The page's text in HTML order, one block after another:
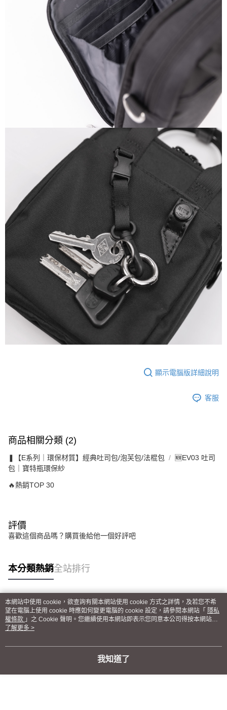
顯示電腦版詳細說明
客服
商品相關分類 (2)
❚【E系列｜環保材質】經典吐司包/泡芙包/法棍包
🆕EV03 吐司
包｜寶特瓶環保紗
🔥熱銷TOP 30
評價
喜歡這個商品嗎？購買後給他一個好評吧
本分類熱銷全站排行
熱門標籤
本網站中使用 cookie，欲查詢有關本網站使用 cookie 方式之詳情，及若您不希
望在電腦上使用 cookie 時應如何變更電腦的 cookie 設定，請參閱本網站「 隱私
權條款 」之 Cookie 聲明。您繼續使用本網站即表示您同意本公司得按本網站使
用條款之 Cookie 聲明使用 cookie。
了解更多 >
我知道了